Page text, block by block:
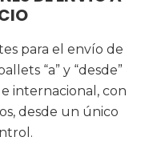
para el envío de
“a” y “desde”
internacional, con
desde un único